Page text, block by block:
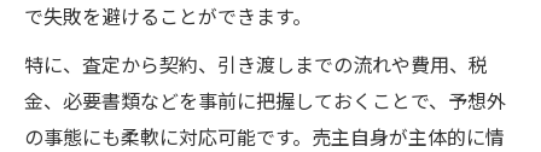
で失敗を避けることができます。
特に、査定から契約、引き渡しまでの流れや費用、税
金、必要書類などを事前に把握しておくことで、予想外
の事態にも柔軟に対応可能です。売主自身が主体的に情